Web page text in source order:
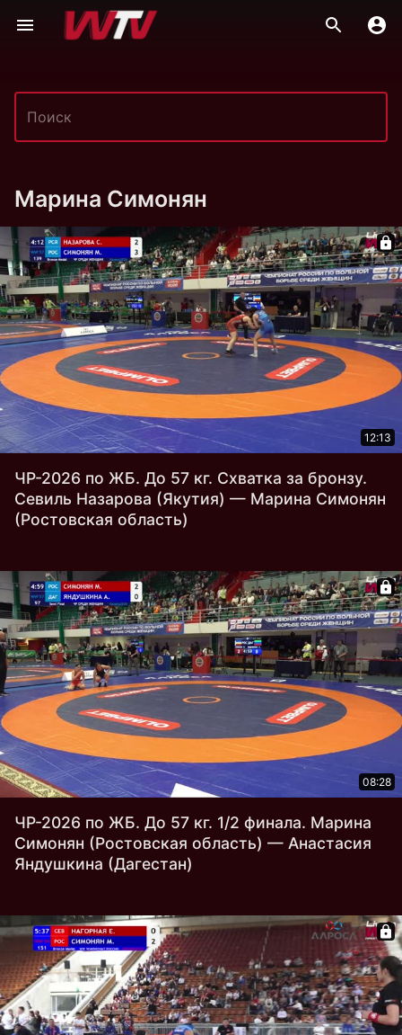
Марина Симонян
12:13
ЧР-2026 по ЖБ. До 57 кг. Схватка за бронзу.
Севиль Назарова (Якутия) — Марина Симонян
(Ростовская область)
08:28
ЧР-2026 по ЖБ. До 57 кг. 1/2 финала. Марина
Симонян (Ростовская область) — Анастасия
Яндушкина (Дагестан)